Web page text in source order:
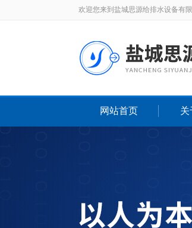
欢迎您来到盐城思源给排水设备有
网站首页 关